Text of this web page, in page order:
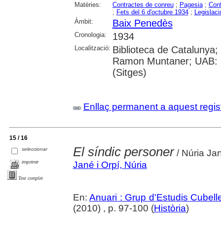
Matèries: Contractes de conreu; Pagesia;
; Fets del 6 d'octubre 1934;
Àmbit:
Baix Penedès
Cronologia: 1934
Localització: Biblioteca de
Ramon Muntaner; UAB:
(Sitges)
Enllaç permanent a aquest
15 / 16
seleccionar
imprimir
Text complet
El síndic personer/ Núria
Jané i Orpí, Núria
En:Anuari : Grup d'Estudis
(2010) , p. 97-100 (Història)